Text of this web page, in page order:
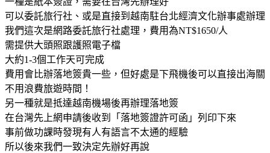
可以委託旅行社、或是直接到越南駐台北經濟文化辦事處辦理
我們這次是網路委託旅行社處理，費用為NT$1650/人
需提供大頭照跟護照電子檔
大約1-3個工作天可完成
費用會比辦落地簽貴一些，但好處是下飛機後可以直接出海關
不用浪費旅遊時間！
另一種就是抵達越南機場後再辦理落地簽
在台灣先上網申請後收到「落地簽證許可函」列印下來
事前做功課時發現有人有語言不太通的經驗
所以後來我們一致決定先辦好再說